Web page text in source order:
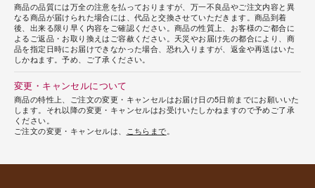
商品の品質には万全の注意を払っておりますが、万一不良品やご注文内容と異
なる商品が届けられた場合には、代品と交換させていただきます。商品到着
後、出来る限り早く内容をご確認ください。商品の性質上、お客様のご都合に
よるご返品・お取り換えはご容赦ください。天災やお届け先の都合により、商
品を指定日時にお届けできなかった場合、恐れ入りますが、返金や再送はいた
しかねます。予め、ご了承ください。
変更・キャンセルについて
商品の特性上、ご注文の変更・キャンセルはお届け日の5日前までにお願いいた
します。それ以降の変更・キャンセルはお受けいたしかねますので予めご了承
ください。
ご注文の変更・キャンセルは、
こちらまで